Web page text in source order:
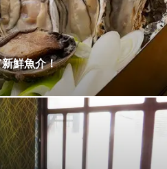
分
る通り 57
鮮魚介！
類をご堪能！ 美味しいお刺身はも
鮮魚を使用した逸品メニューを各
信アリ！！旨い魚とボリュー
え、牡蠣などを種類豊富にご用